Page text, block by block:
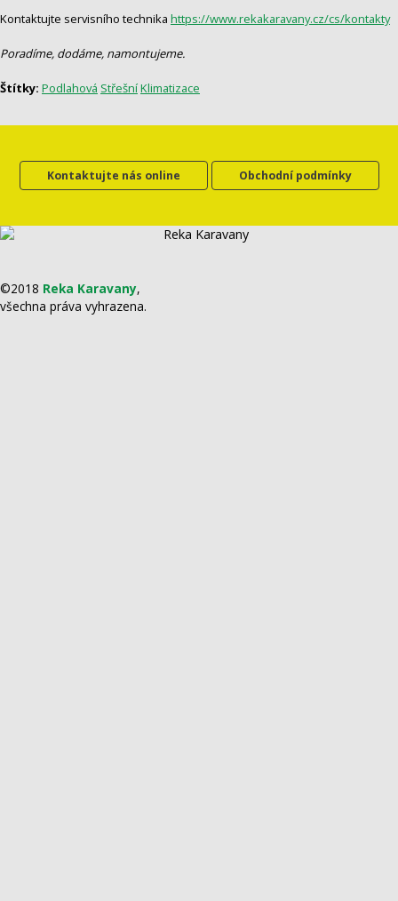
Kontaktujte servisního technika https://www.rekakaravany.cz/cs/kontakty
Poradíme, dodáme, namontujeme.
Štítky: Podlahová StřešníKlimatizace
Kontaktujte nás online Obchodní podmínky
©2018 Reka Karavany,
všechna práva vyhrazena.